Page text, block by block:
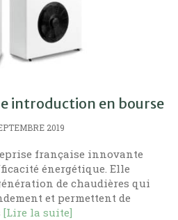
introduction en bourse
2019
française innovante
énergétique. Elle
de chaudières qui
et permettent de
[Lire la suite]